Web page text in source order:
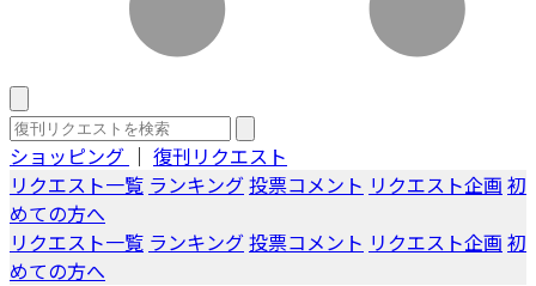
ショッピング ｜ 復刊リクエスト
リクエスト一覧 ランキング投票コメント リクエスト企画 初
めての方へ
リクエスト一覧 ランキング投票コメント リクエスト企画 初
めての方へ